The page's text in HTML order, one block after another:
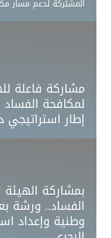
المشتركة لدعم مسار
مشاركة فاعلة
لمكافحة
إطار
بمشاركة
الفساد.. ورشة
وطنية وإعداد